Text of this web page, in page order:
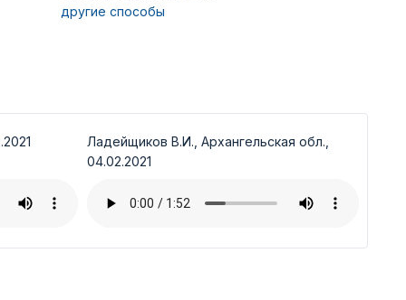
другие способы
Ладейщиков В.И., Архангельская обл.,
04.02.2021